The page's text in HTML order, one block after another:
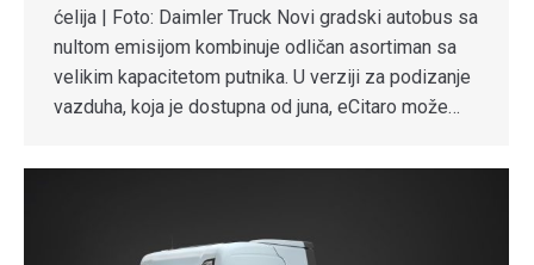
ćelija | Foto: Daimler Truck Novi gradski autobus sa
nultom emisijom kombinuje odličan asortiman sa
velikim kapacitetom putnika. U verziji za podizanje
vazduha, koja je dostupna od juna, eCitaro može…